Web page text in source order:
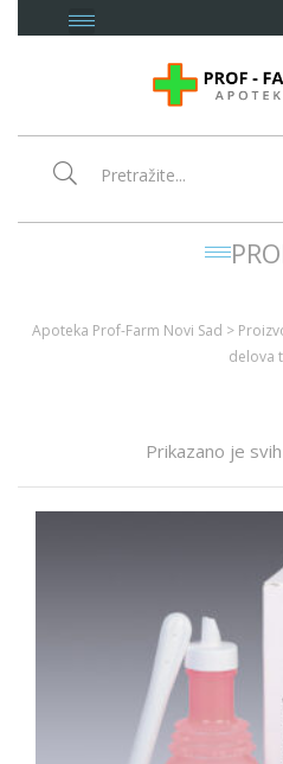
Apoteka Prof-Farm Novi Sad >
delova
Prikazano je